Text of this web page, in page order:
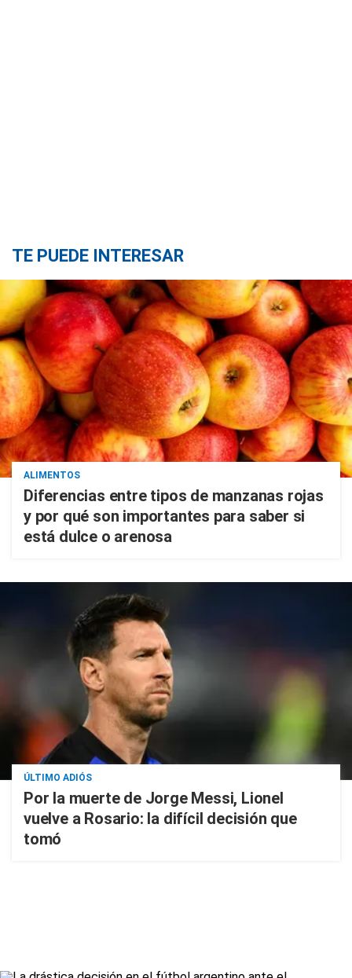
TE PUEDE INTERESAR
ALIMENTOS
Diferencias entre tipos de manzanas rojas
y por qué son importantes para saber si
está dulce o arenosa
ÚLTIMO ADIÓS
Por la muerte de Jorge Messi, Lionel
vuelve a Rosario: la difícil decisión que
tomó